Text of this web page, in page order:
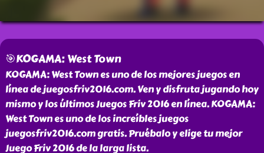
🎯KOGAMA: West Town
KOGAMA: West Town es uno de los mejores juegos en
línea de juegosfriv2016.com. Ven y disfruta jugando hoy
mismo y los últimos Juegos Friv 2016 en línea. KOGAMA:
West Town es uno de los increíbles juegos
juegosfriv2016.com gratis. Pruébalo y elige tu mejor
Juego Friv 2016 de la larga lista.